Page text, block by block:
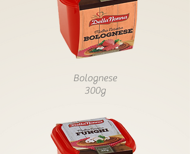
Bolognese
300g